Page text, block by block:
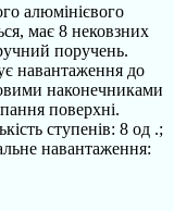
алюмінієвого
має 8 нековзних
поручень.
навантаження до
наконечниками
поверхні.
ступенів: 8 од .;
навантаження: